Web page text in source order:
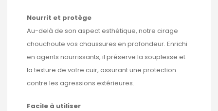
Nourrit et protège
Au-delà de son aspect esthétique, notre cirage
chouchoute vos chaussures en profondeur. Enrichi
en agents nourrissants, il préserve la souplesse et
la texture de votre cuir, assurant une protection
contre les agressions extérieures.
Facile à utiliser